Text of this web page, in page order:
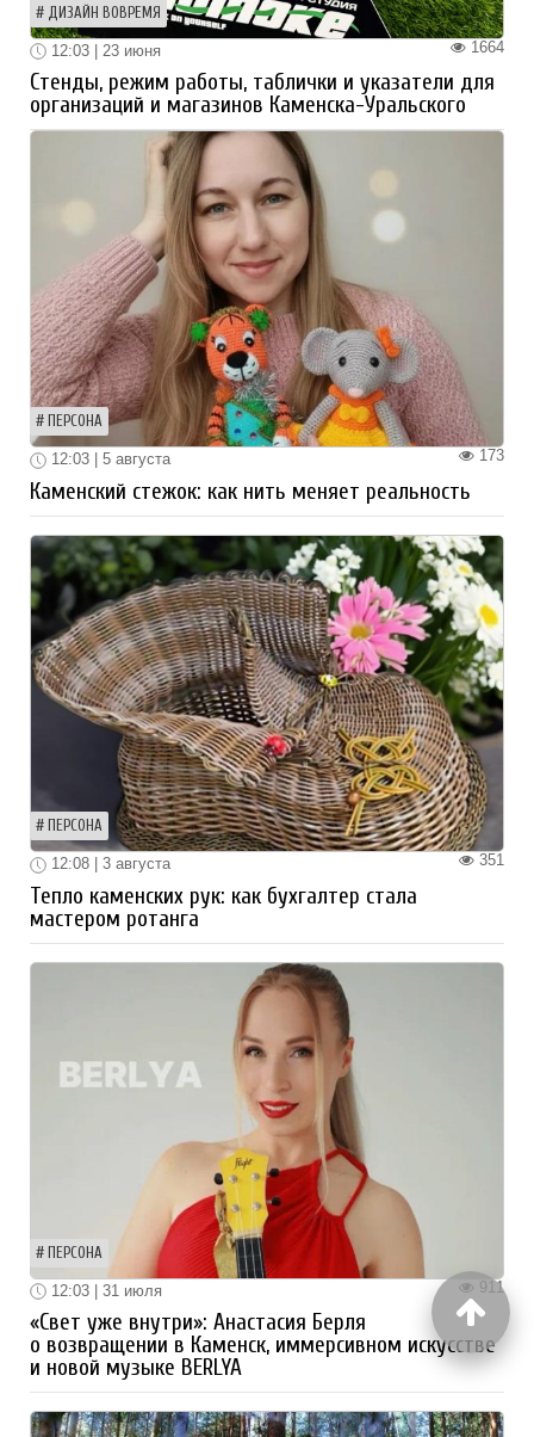
ДИЗАЙН ВОВРЕМЯ
1664
12:03 | 23 июня
Стенды, режим работы, таблички и указатели для
организаций и магазинов Каменска-Уральского
ПЕРСОНА
173
12:03 | 5 августа
Каменский стежок: как нить меняет реальность
ПЕРСОНА
351
12:08 | 3 августа
Тепло каменских рук: как бухгалтер стала
мастером ротанга
ПЕРСОНА
911
12:03 | 31 июля
«Свет уже внутри»: Анастасия Берля
о возвращении в Каменск, иммерсивном искусстве
и новой музыке BERLYA